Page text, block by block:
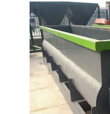
POLITIQUE
CONFIDENTIALITÉ